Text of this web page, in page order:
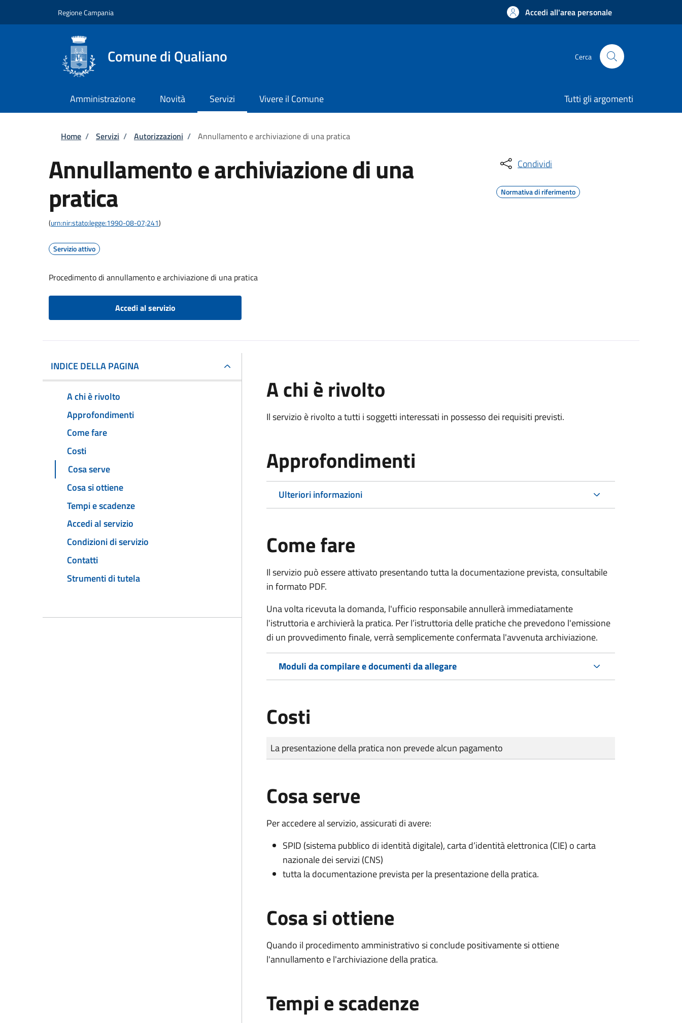
Regione Campania Accedi all'area personale
Comune di Qualiano Cerca
Amministrazione Novità Servizi Vivere il Comune Tutti gli argomenti
Briciole di pane
Home / Servizi / Autorizzazioni / Annullamento e archiviazione di una pratica
Annullamento e archiviazione di una
pratica
(urn:nir:stato:legge:1990-08-07;241)
Servizio attivo
Procedimento di annullamento e archiviazione di una pratica
Accedi al servizio
Condividi
Normativa di riferimento
INDICE DELLA PAGINA
A chi è rivolto
Approfondimenti
Come fare
Costi
Cosa serve
Cosa si ottiene
Tempi e scadenze
Accedi al servizio
Condizioni di servizio
Contatti
Strumenti di tutela
A chi è rivolto
Il servizio è rivolto a tutti i soggetti interessati in possesso dei requisiti previsti.
Approfondimenti
Ulteriori informazioni
Come fare
Il servizio può essere attivato presentando tutta la documentazione prevista, consultabile
in formato PDF.
Una volta ricevuta la domanda, l'ufficio responsabile annullerà immediatamente
l'istruttoria e archivierà la pratica. Per l’istruttoria delle pratiche che prevedono l'emissione
di un provvedimento finale, verrà semplicemente confermata l'avvenuta archiviazione.
Moduli da compilare e documenti da allegare
Costi
Tipo di pagamento
Importo
La presentazione della pratica non prevede alcun pagamento
Cosa serve
Per accedere al servizio, assicurati di avere:
SPID (sistema pubblico di identità digitale), carta d’identità elettronica (CIE) o carta
nazionale dei servizi (CNS)
tutta la documentazione prevista per la presentazione della pratica.
Cosa si ottiene
Quando il procedimento amministrativo si conclude positivamente si ottiene
l'annullamento e l'archiviazione della pratica.
Tempi e scadenze